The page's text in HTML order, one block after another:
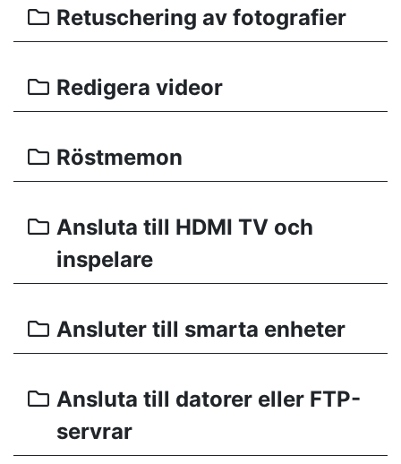
Retuschering av fotografier
Redigera videor
Röstmemon
Ansluta till HDMI TV och
inspelare
Ansluter till smarta enheter
Ansluta till datorer eller FTP-
servrar